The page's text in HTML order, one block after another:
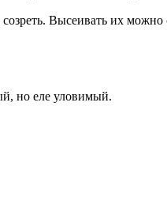
Высеивать их
но еле уловимый.